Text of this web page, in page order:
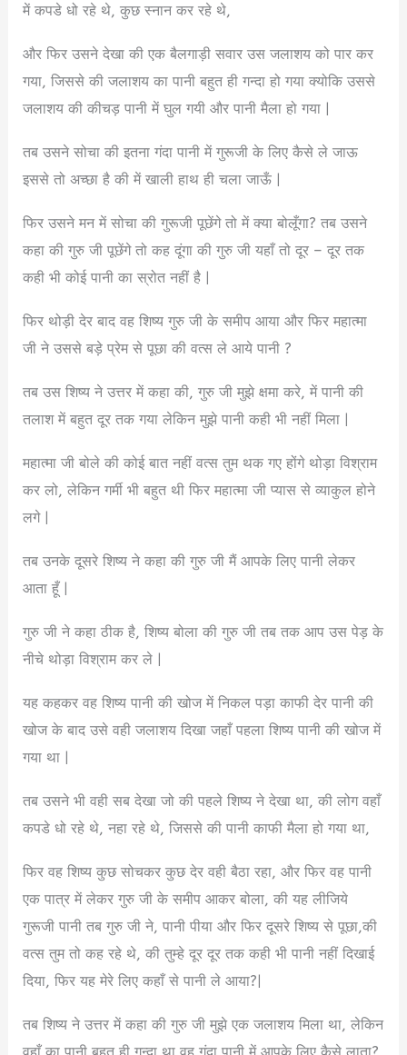
में कपडे धो रहे थे, कुछ स्नान कर रहे थे,
और फिर उसने देखा की एक बैलगाड़ी सवार उस जलाशय को पार कर
गया, जिससे की जलाशय का पानी बहुत ही गन्दा हो गया क्योकि उससे
जलाशय की कीचड़ पानी में घुल गयी और पानी मैला हो गया |
तब उसने सोचा की इतना गंदा पानी में गुरूजी के लिए कैसे ले जाऊ
इससे तो अच्छा है की में खाली हाथ ही चला जाऊँ |
फिर उसने मन में सोचा की गुरूजी पूछेंगे तो में क्या बोलूँगा? तब उसने
कहा की गुरु जी पूछेंगे तो कह दूंगा की गुरु जी यहाँ तो दूर – दूर तक
कही भी कोई पानी का स्रोत नहीं है |
फिर थोड़ी देर बाद वह शिष्य गुरु जी के समीप आया और फिर महात्मा
जी ने उससे बड़े प्रेम से पूछा की वत्स ले आये पानी ?
तब उस शिष्य ने उत्तर में कहा की, गुरु जी मुझे क्षमा करे, में पानी की
तलाश में बहुत दूर तक गया लेकिन मुझे पानी कही भी नहीं मिला |
महात्मा जी बोले की कोई बात नहीं वत्स तुम थक गए होंगे थोड़ा विश्राम
कर लो, लेकिन गर्मी भी बहुत थी फिर महात्मा जी प्यास से व्याकुल होने
लगे |
तब उनके दूसरे शिष्य ने कहा की गुरु जी मैं आपके लिए पानी लेकर
आता हूँ |
गुरु जी ने कहा ठीक है, शिष्य बोला की गुरु जी तब तक आप उस पेड़ के
नीचे थोड़ा विश्राम कर ले |
यह कहकर वह शिष्य पानी की खोज में निकल पड़ा काफी देर पानी की
खोज के बाद उसे वही जलाशय दिखा जहाँ पहला शिष्य पानी की खोज में
गया था |
तब उसने भी वही सब देखा जो की पहले शिष्य ने देखा था, की लोग वहाँ
कपडे धो रहे थे, नहा रहे थे, जिससे की पानी काफी मैला हो गया था,
फिर वह शिष्य कुछ सोचकर कुछ देर वही बैठा रहा, और फिर वह पानी
एक पात्र में लेकर गुरु जी के समीप आकर बोला, की यह लीजिये
गुरूजी पानी तब गुरु जी ने, पानी पीया और फिर दूसरे शिष्य से पूछा,की
वत्स तुम तो कह रहे थे, की तुम्हे दूर दूर तक कही भी पानी नहीं दिखाई
दिया, फिर यह मेरे लिए कहाँ से पानी ले आया?|
तब शिष्य ने उत्तर में कहा की गुरु जी मुझे एक जलाशय मिला था, लेकिन